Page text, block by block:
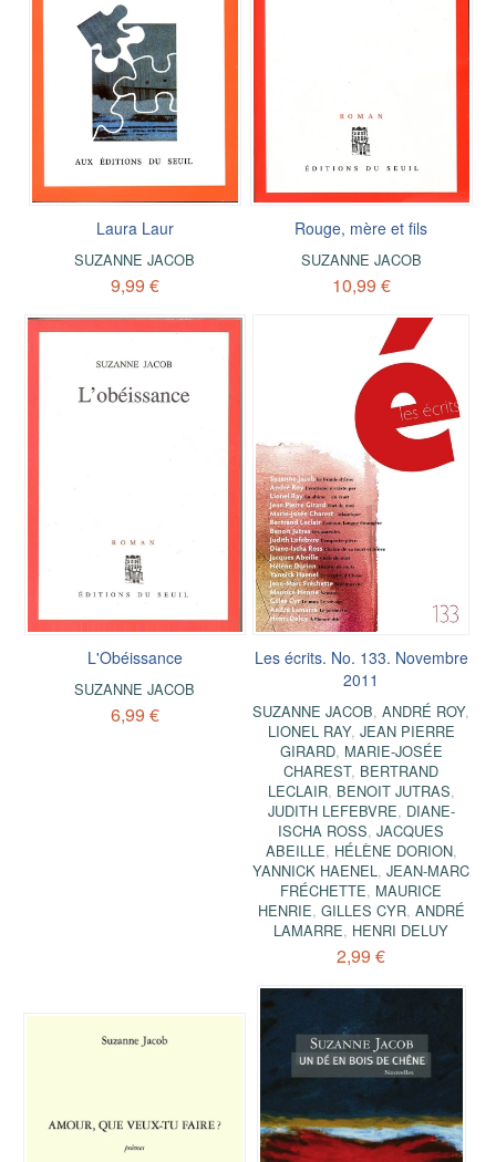
Laura Laur
SUZANNE JACOB
9,99 €
Rouge, mère et fils
SUZANNE JACOB
10,99 €
L'Obéissance
SUZANNE JACOB
6,99 €
Les écrits. No. 133. Novembre
2011
SUZANNE JACOB,ANDRÉ ROY,
LIONEL RAY, JEAN PIERRE
GIRARD, MARIE-JOSÉE
CHAREST, BERTRAND
LECLAIR, BENOIT JUTRAS,
JUDITH LEFEBVRE, DIANE-
ISCHA ROSS,JACQUES
ABEILLE, HÉLÈNE DORION,
YANNICK HAENEL,JEAN-MARC
FRÉCHETTE, MAURICE
HENRIE, GILLES CYR, ANDRÉ
LAMARRE, HENRI DELUY
2,99 €